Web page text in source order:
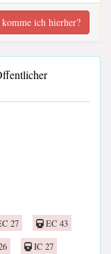
ich hierher?
27
EC 43
IC 27